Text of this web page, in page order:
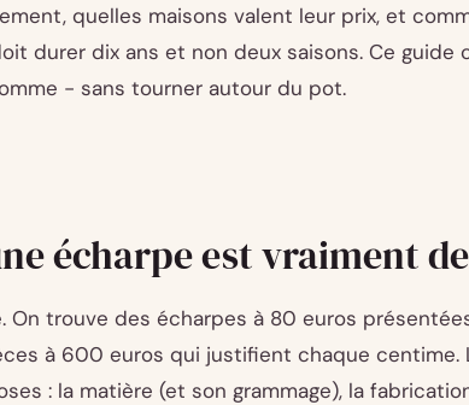
quelles maisons valent leur prix, et
durer dix ans et non deux saisons. Ce guide
- sans tourner autour du pot.
écharpe est vraiment
On trouve des écharpes à 80 euros
à 600 euros qui justifient chaque centime.
: la matière (et son grammage), la